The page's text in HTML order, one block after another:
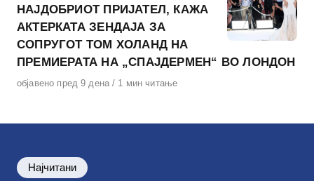
НАЈДОБРИОТ ПРИЈАТЕЛ, КАЖА
АКТЕРКАТА ЗЕНДАЈА ЗА
СОПРУГОТ ТОМ ХОЛАНД НА
ПРЕМИЕРАТА НА „СПАЈДЕРМЕН“ ВО ЛОНДОН
Објавено
објавено пред 9 дена 1 мин читање
Најчитани